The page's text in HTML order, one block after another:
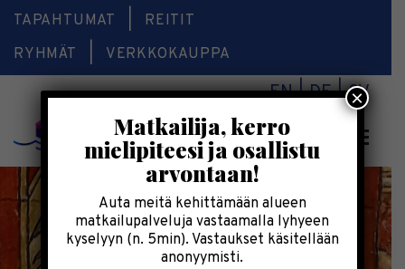
TAPAHTUMAT
REITIT
RYHMÄT
VERKKOKAUPPA
EN DE SV
Matkailija, kerro
mielipiteesi ja osallistu
arvontaan!
Auta meitä kehittämään alueen
matkailupalveluja vastaamalla lyhyeen
kyselyyn (n. 5min). Vastaukset käsitellään
anonyymisti.
×